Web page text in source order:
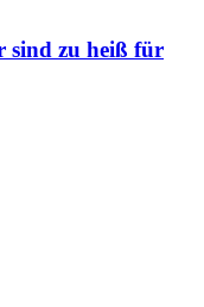
sind zu heiß für